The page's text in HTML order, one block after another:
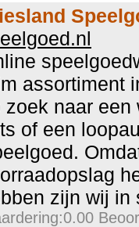
assortiment
zoek naar
of een
zijn wij in